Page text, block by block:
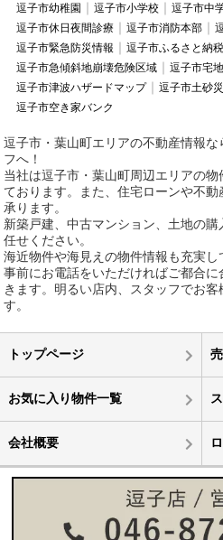
逗子市幼稚園
逗子市小学校 逗子市中
逗子市休日夜間診療
逗子市消防本部
逗子市緊急防災情報
逗子市ふるさと納税
逗子市急傾斜地崩壊危険区域
逗子市宅
逗子市津波ハザードマップ
逗子市土砂
逗子市空き家バンク
逗子市・葉山町エリアの不動産情報
フへ！
当社は逗子市・葉山町周辺エリアの
ております。また、住宅ローンや不
承ります。
新築戸建、中古マンション、土地の
任せください。
海近物件や海見えの物件情報も充実し
事前にお電話をいただければご都合
きます。明るい店内、スタッフでお
す。
トップページ
お気に入り物件一覧
会社概要